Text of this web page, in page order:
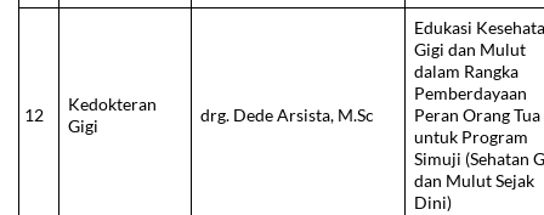
12
Kedokteran
Gigi
drg. Dede Arsista, M.Sc
Edukasi
Gigi dan Mulut
dalam Rangka
Pemberdayaan
Peran Orang Tua
untuk Program
Simuji (Sehatan
dan Mulut Sejak
Dini)